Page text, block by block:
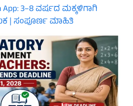
App: 3–8 ವರ್ಷದ ಮಕ್ಕಳಿಗಾಗಿ
| ಸಂಪೂರ್ಣ ಮಾಹಿತಿ